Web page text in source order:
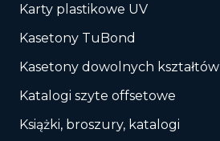
Karty plastikowe UV
Kasetony TuBond
Kasetony dowolnych kształtów
Katalogi szyte offsetowe
Książki, broszury, katalogi